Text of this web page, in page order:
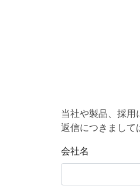
当社や製品、採用
返信につきまして
会社名